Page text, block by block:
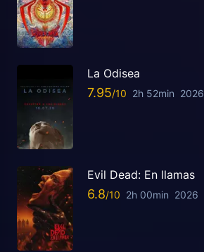
La Odisea
7.95 2h 52min 2026
Evil Dead: En llamas
6.8 2h 00min 2026